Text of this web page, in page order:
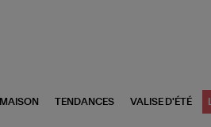
MAISON TENDANCES VALISE D'ÉTÉ